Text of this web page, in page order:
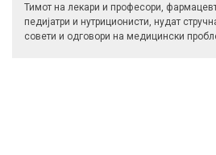
Тимот на лекари и професори,
педијатри и нутриционисти, нудат
совети и одговори на медицински